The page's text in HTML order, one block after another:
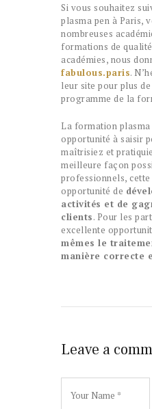
Si vous souhaitez
plasma pen à Paris,
nombreuses
formations de
académies, nous
fabulous.paris.
leur site pour plus
programme de la
La formation
opportunité à saisir
maîtrisiez et
meilleure façon
professionnels,
opportunité de
activités et de
clients. Pour les
excellente
mêmes le
manière correcte
Leave a